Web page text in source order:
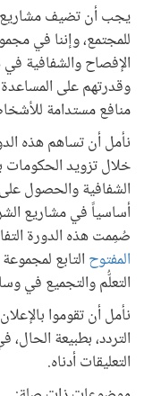
يجب أن تضيف مشاريع
للمجتمع، وإننا في
الإفصاح والشفافية
وقدرتهم على
منافع مستدامة
نأمل أن تساهم هذه
خلال تزويد الحكومات
الشفافية والحصول
أساسياً في مشاريع
صُمِمت هذه الدورة
المفتوح التابع
التعلُّم والتجميع في
نأمل أن تقوموا
التردد، بطبيعة
التعليقات أدناه.